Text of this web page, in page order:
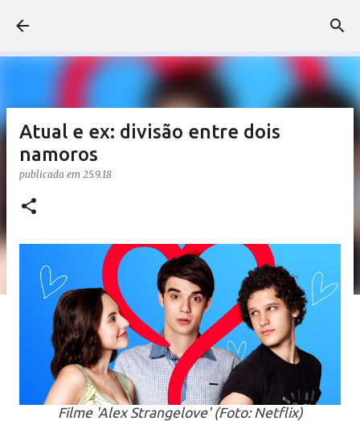
Atual e ex: divisão entre dois
namoros
publicada em 25.9.18
Filme 'Alex Strangelove' (Foto: Netflix)